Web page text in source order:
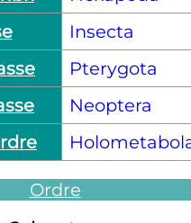
Insecta
Pterygota
Neoptera
Ordre